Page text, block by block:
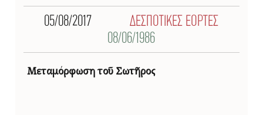
05/08/2017
ΔΕΣΠΟΤΙΚΕΣ ΕΟΡΤΕΣ
08/06/1986
Μεταμόρφωση τοῦ Σωτῆρος